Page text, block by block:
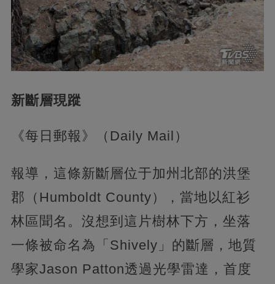
新斷層現蹤
《每日郵報》（Daily Mail）
報導，這條新斷層位于加州北部的洪堡
郡（Humboldt County），當地以紅衫
林區聞名。沒想到這片樹林下方，坐落
一條被命名為「Shively」的斷層，地質
學家Jason Patton透過光學雷達，首度